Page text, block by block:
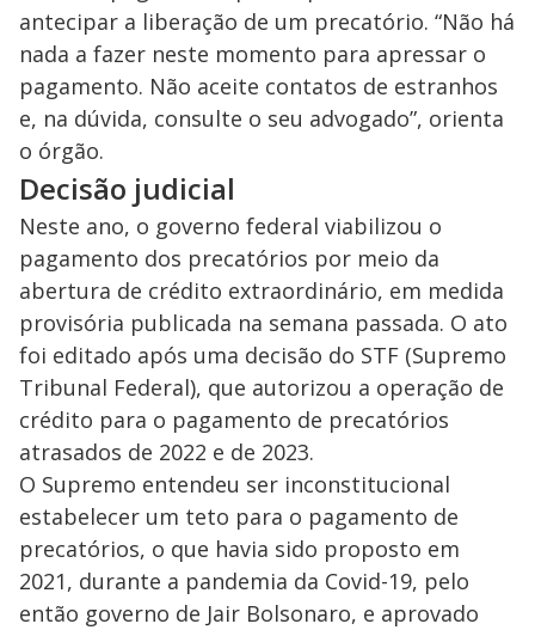
antecipar a liberação de um precatório. “Não há
nada a fazer neste momento para apressar o
pagamento. Não aceite contatos de estranhos
e, na dúvida, consulte o seu advogado”, orienta
o órgão.
Decisão judicial
Neste ano, o governo federal viabilizou o
pagamento dos precatórios por meio da
abertura de crédito extraordinário, em medida
provisória publicada na semana passada. O ato
foi editado após uma decisão do STF (Supremo
Tribunal Federal), que autorizou a operação de
crédito para o pagamento de precatórios
atrasados de 2022 e de 2023.
O Supremo entendeu ser inconstitucional
estabelecer um teto para o pagamento de
precatórios, o que havia sido proposto em
2021, durante a pandemia da Covid-19, pelo
então governo de Jair Bolsonaro, e aprovado